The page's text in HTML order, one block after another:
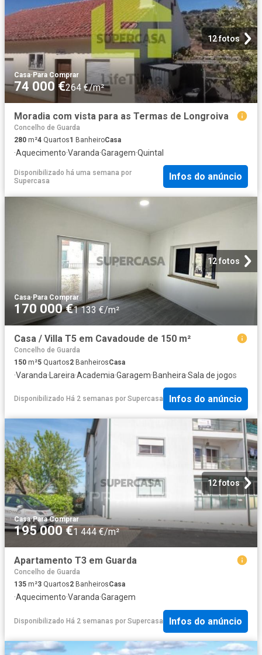
12 fotos
Casa· Para Comprar
74 000 €264 €/m²
Moradia com vista para as Termas de Longroiva
Concelho de Guarda
280 m²4 Quartos1 BanheiroCasa
·Aquecimento·Varanda·Garagem·Quintal
Disponibilizado há uma semana por
Supercasa
Infos do anúncio
12 fotos
Casa·Para Comprar
170 000 €1 133 €/m²
Casa / Villa T5 em Cavadoude de 150 m²
Concelho de Guarda
150 m²5 Quartos2 BanheirosCasa
·Varanda·Lareira·Academia·Garagem·Banheira·Sala de jogos
Disponibilizado Há 2 semanas por Supercasa Infos do anúncio
12 fotos
Casa·Para Comprar
195 000 €1 444 €/m²
Apartamento T3 em Guarda
Concelho de Guarda
135 m²3 Quartos2 BanheirosCasa
·Aquecimento·Varanda·Garagem
Disponibilizado Há 2 semanas por Supercasa Infos do anúncio